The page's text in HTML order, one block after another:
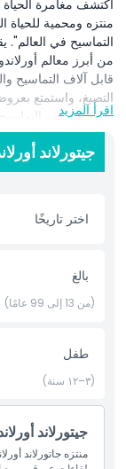
اكتشف مغامرة الحياة
التماسيح في
من أبرز معالم
قابل آلاف التماسيح
التصبغ، واستمتع
تغذية وتدريب
المليئة بالتماسيح
من نوعها في
الصغيرة وقبة الطيور
يلتزم جيتورلاند
والجولات المصحوبة
ممتعة ومثرية لجميع
أو تبحث عن متعة
أبرز المعالم
المتضمنات
اقرأ المزيد
جيتورلاند
اختر تاريخًا
بالغ
(من 13 إلى 99 عامًا)
طفل
(٣–١٢ سنة)
جيتورلاند